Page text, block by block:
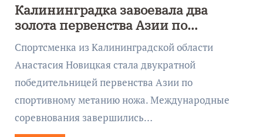
Калининградка завоевала два
золота первенства Азии по
метанию ножа
Спортсменка из Калининградской области
Анастасия Новицкая стала двукратной
победительницей первенства Азии по
спортивному метанию ножа. Международные
соревнования завершились…